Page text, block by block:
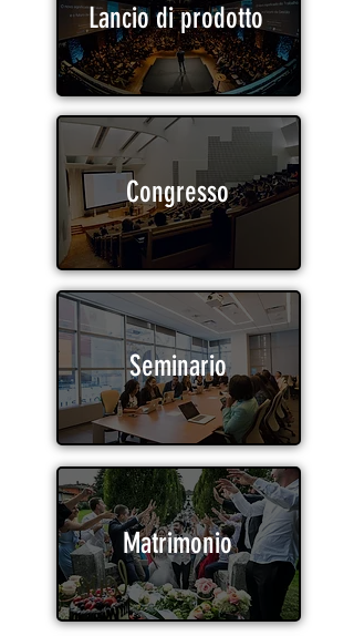
Lancio di prodotto
Congresso
Seminario
Matrimonio